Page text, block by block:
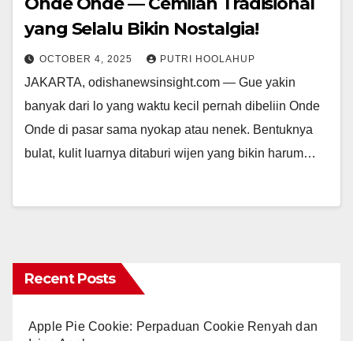
yang Selalu Bikin Nostalgia!
OCTOBER 4, 2025 PUTRI HOOLAHUP
JAKARTA, odishanewsinsight.com — Gue yakin
banyak dari lo yang waktu kecil pernah dibeliin Onde
Onde di pasar sama nyokap atau nenek. Bentuknya
bulat, kulit luarnya ditaburi wijen yang bikin harum…
Recent Posts
Apple Pie Cookie: Perpaduan Cookie Renyah dan